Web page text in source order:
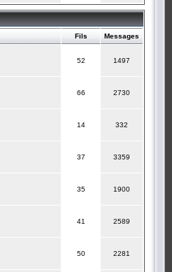
Fils Messages
52 1497
66 2730
14 332
37 3359
35 1900
41 2589
50 2281